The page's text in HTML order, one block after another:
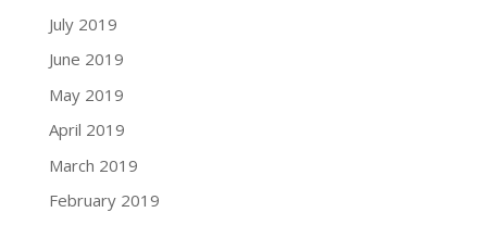
July 2019
June 2019
May 2019
April 2019
March 2019
February 2019